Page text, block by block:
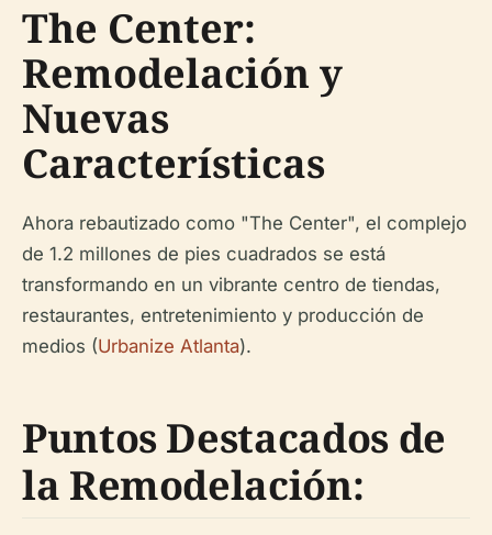
The Center:
Remodelación y
Nuevas
Características
Ahora rebautizado como "The Center", el complejo
de 1.2 millones de pies cuadrados se está
transformando en un vibrante centro de tiendas,
restaurantes, entretenimiento y producción de
medios (Urbanize Atlanta).
Puntos Destacados de
la Remodelación: